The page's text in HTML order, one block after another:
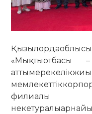
«Мықтыотбасы –